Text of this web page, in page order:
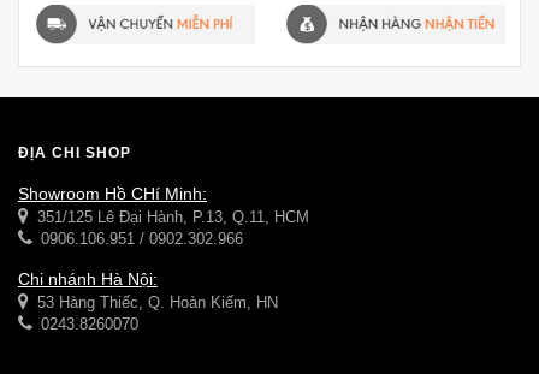
ĐỊA CHỈ SHOP
Showroom Hồ CHí Minh:
351/125 Lê Đại Hành, P.13, Q.11, HCM
0906.106.951 / 0902.302.966
Chi nhánh Hà Nội:
53 Hàng Thiếc, Q. Hoàn Kiếm, HN
0243.8260070